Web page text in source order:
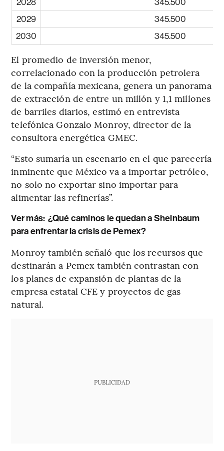
2028
345.500
2029
345.500
2030
345.500
El promedio de inversión menor,
correlacionado con la producción petrolera
de la compañía mexicana, genera un panorama
de extracción de entre un millón y 1,1 millones
de barriles diarios, estimó en entrevista
telefónica Gonzalo Monroy, director de la
consultora energética GMEC.
“Esto sumaría un escenario en el que parecería
inminente que México va a importar petróleo,
no solo no exportar sino importar para
alimentar las refinerías”.
Ver más: ¿Qué caminos le quedan a Sheinbaum
para enfrentar la crisis de Pemex?
Monroy también señaló que los recursos que
destinarán a Pemex también contrastan con
los planes de expansión de plantas de la
empresa estatal CFE y proyectos de gas
natural.
PUBLICIDAD